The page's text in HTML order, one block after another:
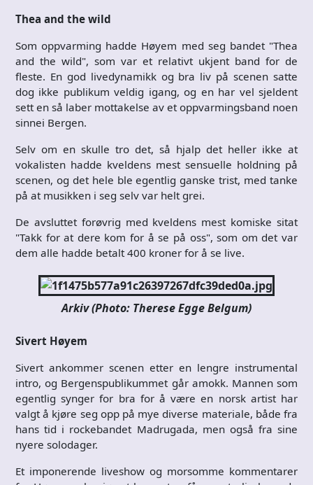
Thea and the wild
Som oppvarming hadde Høyem med seg bandet "Thea
and the wild", som var et relativt ukjent band for de
fleste. En god livedynamikk og bra liv på scenen satte
dog ikke publikum veldig igang, og en har vel sjeldent
sett en så laber mottakelse av et oppvarmingsband noen
sinnei Bergen.
Selv om en skulle tro det, så hjalp det heller ikke at
vokalisten hadde kveldens mest sensuelle holdning på
scenen, og det hele ble egentlig ganske trist, med tanke
på at musikken i seg selv var helt grei.
De avsluttet forøvrig med kveldens mest komiske sitat
"Takk for at dere kom for å se på oss", som om det var
dem alle hadde betalt 400 kroner for å se live.
Arkiv (Photo: Therese Egge Belgum)
Sivert Høyem
Sivert ankommer scenen etter en lengre instrumental
intro, og Bergenspublikummet går amokk. Mannen som
egentlig synger for bra for å være en norsk artist har
valgt å kjøre seg opp på mye diverse materiale, både fra
hans tid i rockebandet Madrugada, men også fra sine
nyere solodager.
Et imponerende liveshow og morsomme kommentarer